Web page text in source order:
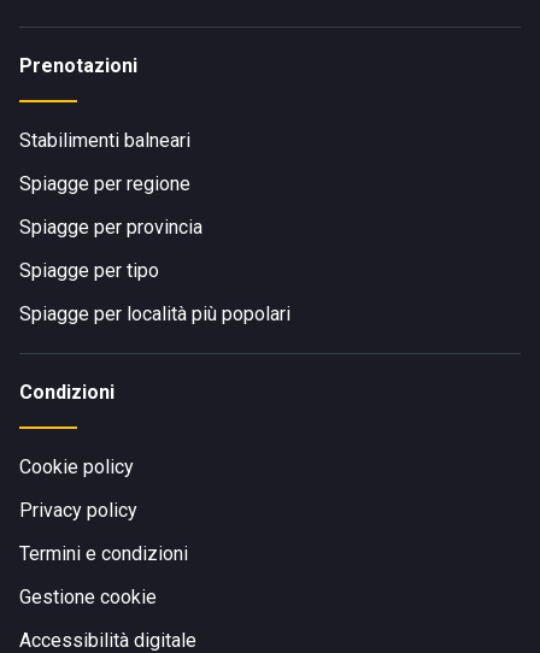
Prenotazioni
Stabilimenti balneari
Spiagge per regione
Spiagge per provincia
Spiagge per tipo
Spiagge per località più popolari
Condizioni
Cookie policy
Privacy policy
Termini e condizioni
Gestione cookie
Accessibilità digitale